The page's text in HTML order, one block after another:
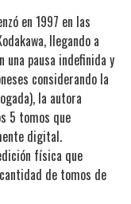
en 1997 en las
llegando a
una pausa indefinida y
considerando la
la autora
5 tomos que
digital.
física que
de tomos de